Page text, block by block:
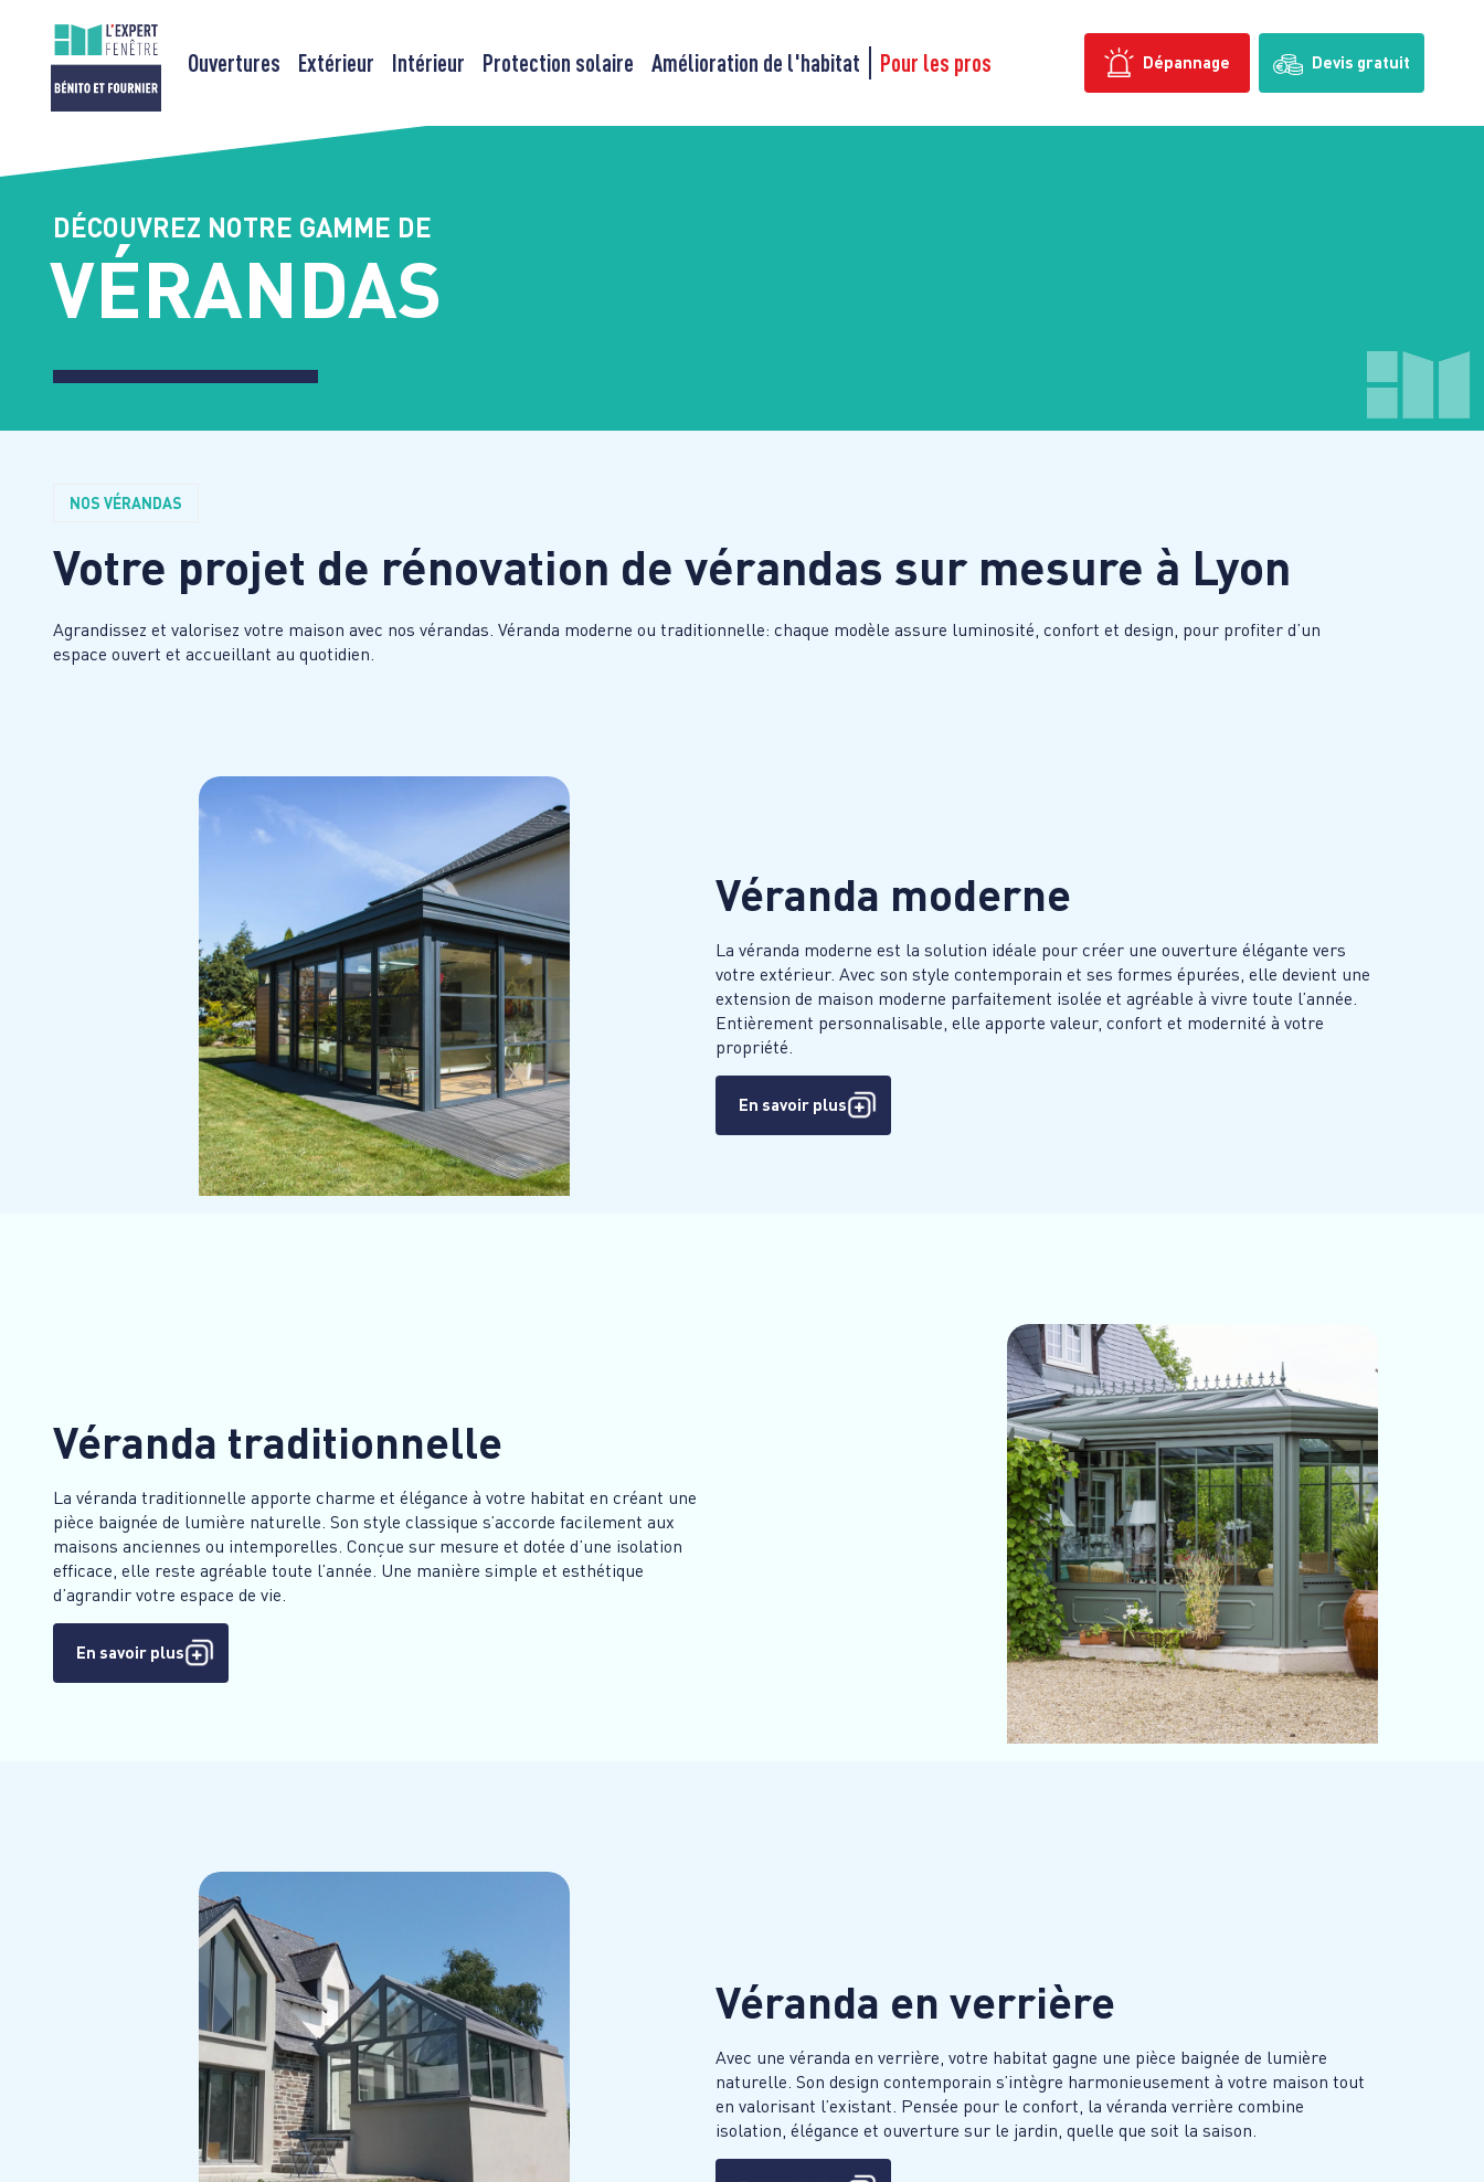
Dépannage Devis gratuit
Ouvertures Extérieur Intérieur Protection solaire Amélioration de l'habitat Pour les pros
DÉCOUVREZ NOTRE GAMME DE
VÉRANDAS
NOS VÉRANDAS
Votre projet de rénovation de vérandas sur mesure à Lyon
Agrandissez et valorisez votre maison avec nos vérandas. Véranda moderne ou traditionnelle: chaque modèle assure luminosité, confort et design, pour profiter d’un
espace ouvert et accueillant au quotidien.
Véranda moderne
La véranda moderne est la solution idéale pour créer une ouverture élégante vers
votre extérieur. Avec son style contemporain et ses formes épurées, elle devient une
extension de maison moderne parfaitement isolée et agréable à vivre toute l’année.
Entièrement personnalisable, elle apporte valeur, confort et modernité à votre
propriété.
En savoir plus
Véranda traditionnelle
La véranda traditionnelle apporte charme et élégance à votre habitat en créant une
pièce baignée de lumière naturelle. Son style classique s’accorde facilement aux
maisons anciennes ou intemporelles. Conçue sur mesure et dotée d’une isolation
efficace, elle reste agréable toute l’année. Une manière simple et esthétique
d’agrandir votre espace de vie.
En savoir plus
Véranda en verrière
Avec une véranda en verrière, votre habitat gagne une pièce baignée de lumière
naturelle. Son design contemporain s’intègre harmonieusement à votre maison tout
en valorisant l’existant. Pensée pour le confort, la véranda verrière combine
isolation, élégance et ouverture sur le jardin, quelle que soit la saison.